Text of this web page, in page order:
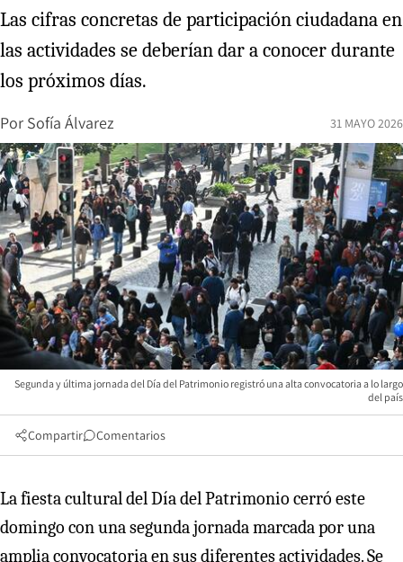
Las cifras concretas de participación ciudadana en
las actividades se deberían dar a conocer durante
los próximos días.
Por Sofía Álvarez 31 MAYO 2026
Segunda y última jornada del Día del Patrimonio registró una alta convocatoria a lo largo
del país
Compartir Comentarios
La fiesta cultural del Día del Patrimonio cerró este
domingo con una segunda jornada marcada por una
amplia convocatoria en sus diferentes actividades. Se